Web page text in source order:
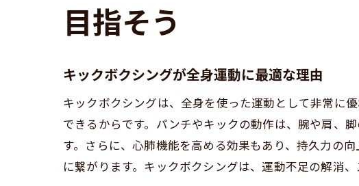
水戸市
親子で
キック
キッズの体
キック
目指そう
キックボクシングが全身運動に最適な理由
キックボクシングは、全身を使った運動として非常に
できるからです。パンチやキックの動作は、腕や肩、
す。さらに、心肺機能を高める効果もあり、持久力の
に繋がります。キックボクシングは、運動不足の解消